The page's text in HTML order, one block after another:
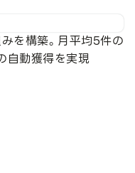
を構築。月平均5件の
自動獲得を実現